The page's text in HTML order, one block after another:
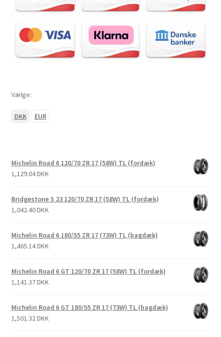
Vælge:
DKK EUR
Michelin Road 6 120/70 ZR 17 (58W) TL (fordæk)
1,129.04 DKK
Bridgestone S 23 120/70 ZR 17 (58W) TL (fordæk)
1,042.40 DKK
Michelin Road 6 180/55 ZR 17 (73W) TL (bagdæk)
1,465.14 DKK
Michelin Road 6 GT 120/70 ZR 17 (58W) TL (fordæk)
1,141.37 DKK
Michelin Road 6 GT 180/55 ZR 17 (73W) TL (bagdæk)
1,501.32 DKK